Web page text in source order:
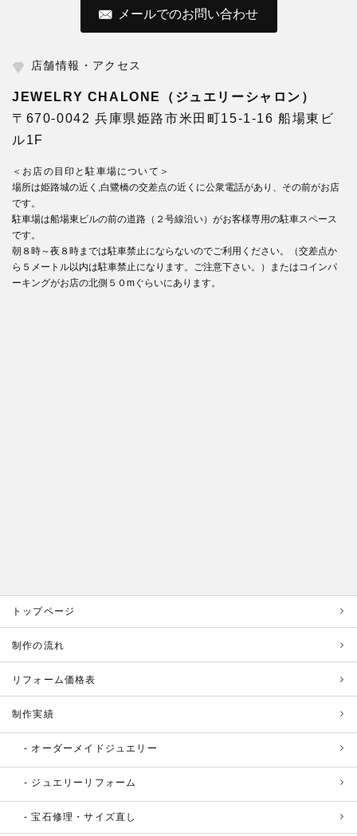
メールでのお問い合わせ
店舗情報・アクセス
JEWELRY CHALONE（ジュエリーシャロン）
〒670-0042 兵庫県姫路市米田町15-1-16 船場東ビ
ル1F
＜お店の目印と駐車場について＞
場所は姫路城の近く,白鷺橋の交差点の近くに公衆電話があり、その前がお店
です。
駐車場は船場東ビルの前の道路（２号線沿い）がお客様専用の駐車スペース
です。
朝８時～夜８時までは駐車禁止にならないのでご利用ください。（交差点か
ら５メートル以内は駐車禁止になります。ご注意下さい。）またはコインパ
ーキングがお店の北側５０mぐらいにあります。
トップページ
制作の流れ
リフォーム価格表
制作実績
オーダーメイドジュエリー
ジュエリーリフォーム
宝石修理・サイズ直し